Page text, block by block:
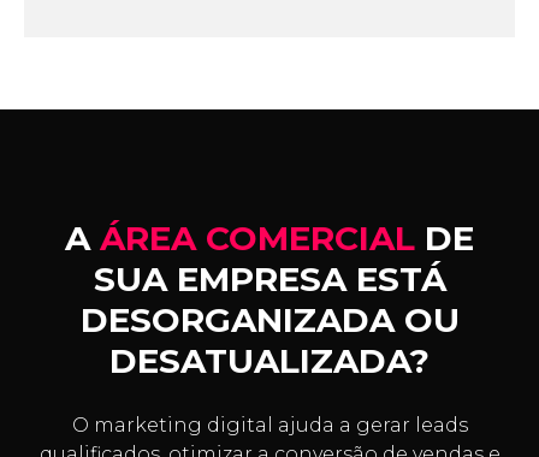
A ÁREA COMERCIAL DE
SUA EMPRESA ESTÁ
DESORGANIZADA OU
DESATUALIZADA?
O marketing digital ajuda a gerar leads